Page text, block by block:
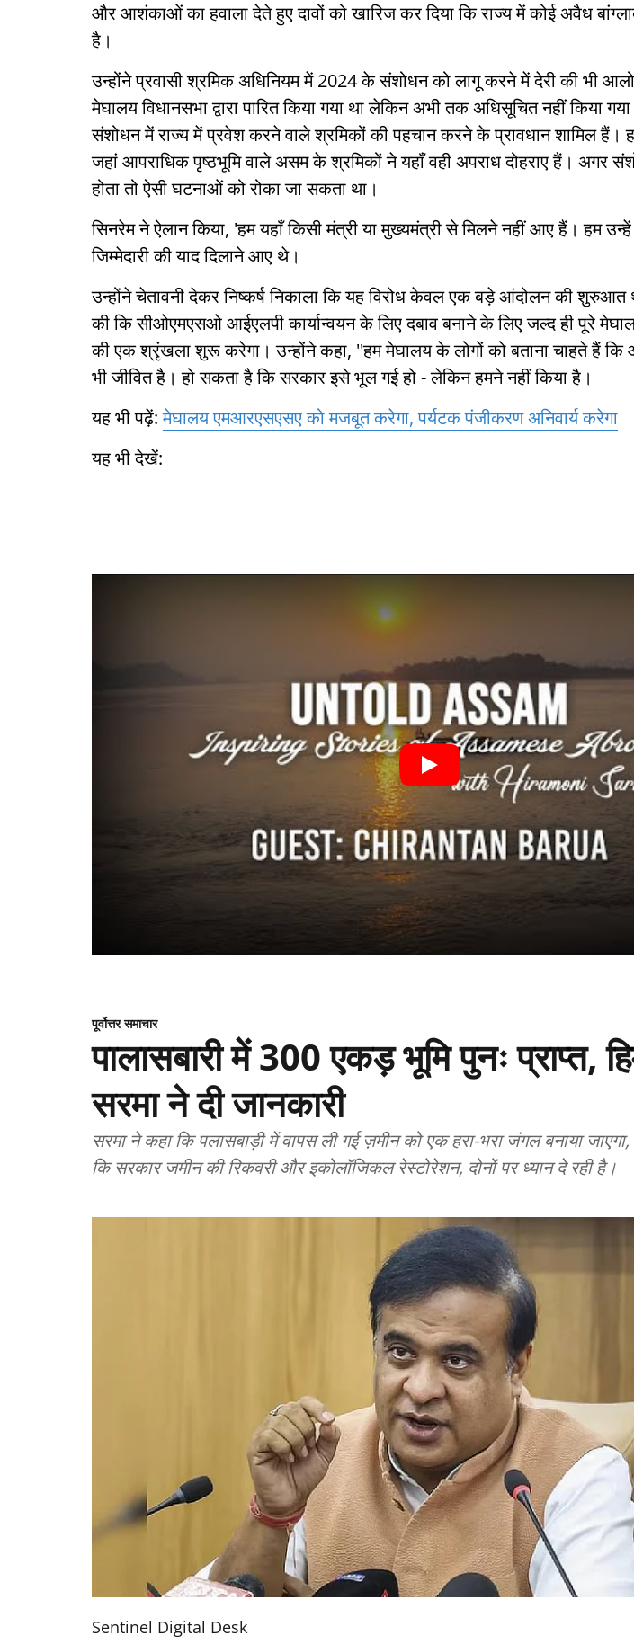
और आशंकाओं का हवाला देते हुए दावों को खारिज कर दिया कि राज्य में कोई अवैध
है।
उन्होंने प्रवासी श्रमिक अधिनियम में 2024 के संशोधन को लागू करने में देरी की भी
मेघालय विधानसभा द्वारा पारित किया गया था लेकिन अभी तक अधिसूचित नहीं किया
संशोधन में राज्य में प्रवेश करने वाले श्रमिकों की पहचान करने के प्रावधान शामिल हैं।
जहां आपराधिक पृष्ठभूमि वाले असम के श्रमिकों ने यहाँ वही अपराध दोहराए हैं। अगर
होता तो ऐसी घटनाओं को रोका जा सकता था।
सिनरेम ने ऐलान किया, 'हम यहाँ किसी मंत्री या मुख्यमंत्री से मिलने नहीं आए हैं। हम
जिम्मेदारी की याद दिलाने आए थे।
उन्होंने चेतावनी देकर निष्कर्ष निकाला कि यह विरोध केवल एक बड़े आंदोलन की शुरुआत
की कि सीओएमएसओ आईएलपी कार्यान्वयन के लिए दबाव बनाने के लिए जल्द ही पूरे
की एक श्रृंखला शुरू करेगा। उन्होंने कहा, ''हम मेघालय के लोगों को बताना चाहते हैं कि
भी जीवित है। हो सकता है कि सरकार इसे भूल गई हो - लेकिन हमने नहीं किया है।
यह भी पढ़ें:मेघालय एमआरएसएसए को मजबूत करेगा, पर्यटक पंजीकरण अनिवार्य करेगा
यह भी देखें:
पूर्वोत्तर समाचार
पालासबारी में 300 एकड़ भूमि पुनः प्राप्त,
सरमा ने दी जानकारी
सरमा ने कहा कि पलासबाड़ी में वापस ली गई ज़मीन को एक हरा-भरा जंगल बनाया
कि सरकार जमीन की रिकवरी और इकोलॉजिकल रेस्टोरेशन, दोनों पर ध्यान दे रही है।
Sentinel Digital Desk